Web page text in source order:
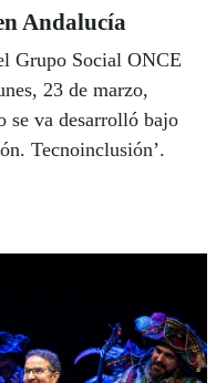
Andalucía
Grupo Social ONCE
23 de marzo,
se va desarrolló bajo
Tecnoinclusión’.